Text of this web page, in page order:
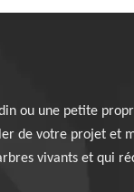
ou une petite
de votre projet et
vivants et qui